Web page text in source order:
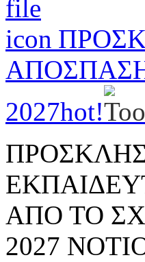
2027hot!
ΑΠΟ ΤΟ
2027